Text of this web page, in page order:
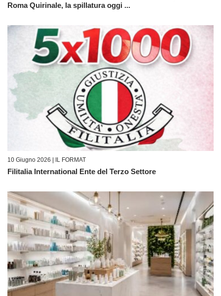
Roma Quirinale, la spillatura oggi ...
10 Giugno 2026 | IL FORMAT
Filitalia International Ente del Terzo Settore